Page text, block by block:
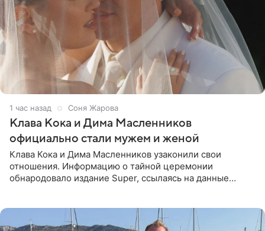
1 час назад Соня Жарова
Клава Кока и Дима Масленников
официально стали мужем и женой
Клава Кока и Дима Масленников узаконили свои
отношения. Информацию о тайной церемонии
обнародовало издание Super, ссылаясь на данные